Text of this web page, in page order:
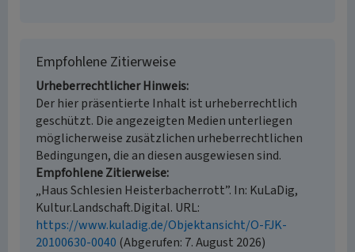
Empfohlene Zitierweise
Urheberrechtlicher Hinweis
Der hier präsentierte Inhalt ist urheberrechtlich
geschützt. Die angezeigten Medien unterliegen
möglicherweise zusätzlichen urheberrechtlichen
Bedingungen, die an diesen ausgewiesen sind.
Empfohlene Zitierweise
„Haus Schlesien Heisterbacherrott”. In: KuLaDig,
Kultur.Landschaft.Digital. URL:
https://www.kuladig.de/Objektansicht/O-FJK-
20100630-0040 (Abgerufen: 7. August 2026)